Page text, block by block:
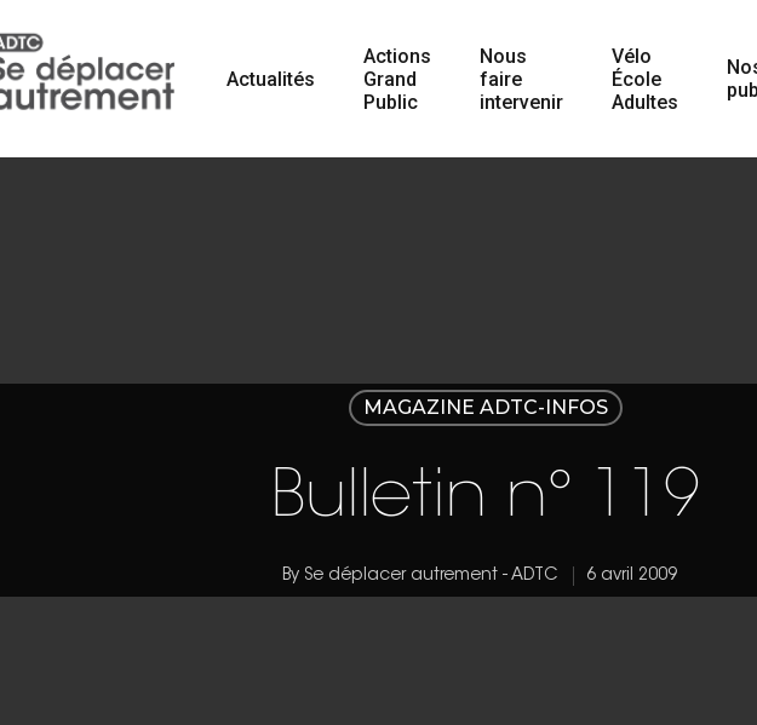
Actualités
Actions
Grand
Public
Nous
faire
intervenir
Vélo
École
Adultes
MAGAZINE ADTC-INFOS
Bulletin n° 119
By Se déplacer autrement - ADTC 6 avril 2009